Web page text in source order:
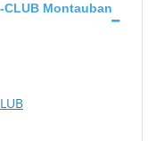
CLUB Montauban